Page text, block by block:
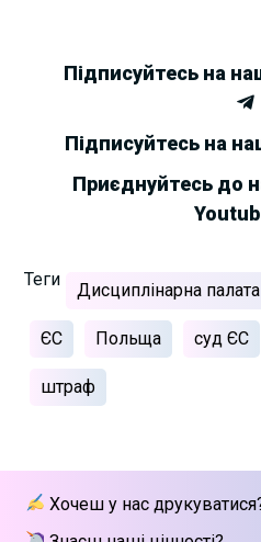
Підписуйтесь на
Підписуйтесь на
Приєднуйтесь до
Теги
Дисциплінарна
ЄС Польща суд ЄС
штраф
Хочеш у нас